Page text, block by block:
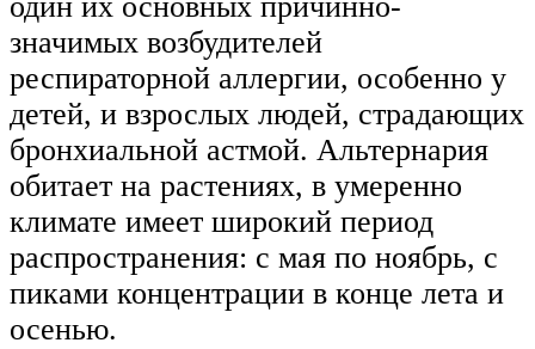
значимых возбудителей
респираторной аллергии, особенно у
детей, и взрослых людей, страдающих
бронхиальной астмой. Альтернария
обитает на растениях, в умеренно
климате имеет широкий период
распространения: с мая по ноябрь, с
пиками концентрации в конце лета и
осенью.